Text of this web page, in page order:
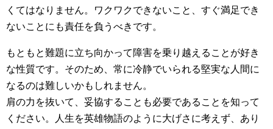
くてはなりません。ワクワクできないこと、すぐ満足でき
ないことにも責任を負うべきです。
もともと難題に立ち向かって障害を乗り越えることが好き
な性質です。そのため、常に冷静でいられる堅実な人間に
なるのは難しいかもしれません。
肩の力を抜いて、妥協することも必要であることを知って
ください。人生を英雄物語のように大げさに考えず、あり